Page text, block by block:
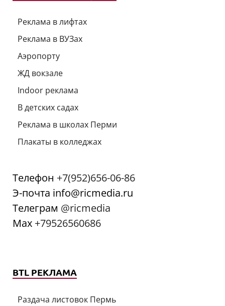
Реклама в лифтах
Реклама в ВУЗах
Аэропорту
ЖД вокзале
Indoor реклама
В детских садах
Реклама в школах Перми
Плакаты в колледжах
Телефон +7(952)656-06-86
Э-почта info@ricmedia.ru
Телеграм @ricmedia
Мах +79526560686
BTL РЕКЛАМА
Раздача листовок Пермь